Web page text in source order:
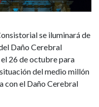
se iluminará de
Daño Cerebral
26 de octubre para
del medio millón
con el Daño Cerebral